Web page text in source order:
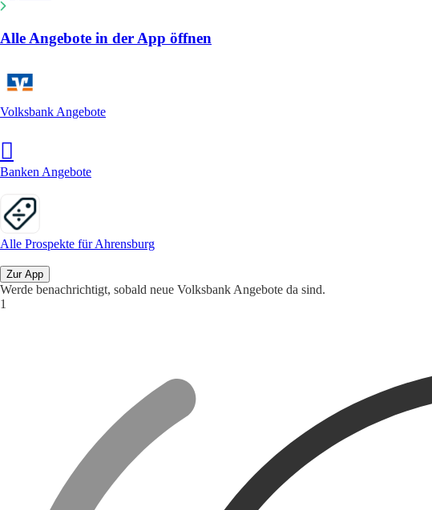
Alle Angebote in der App öffnen
Volksbank Angebote
Banken Angebote
Alle Prospekte für Ahrensburg
Zur App
Werde benachrichtigt, sobald neue Volksbank Angebote da sind.